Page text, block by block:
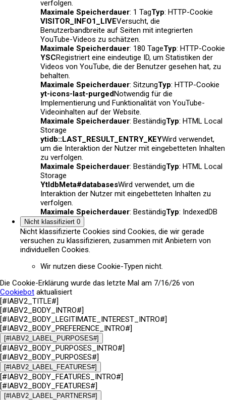
verfolgen.
Maximale Speicherdauer: 1 TagTyp: HTTP-Cookie
VISITOR_INFO1_LIVEVersucht, die
Benutzerbandbreite auf Seiten mit integrierten
YouTube-Videos zu schätzen.
Maximale Speicherdauer: 180 TageTyp: HTTP-Cookie
YSCRegistriert eine eindeutige ID, um Statistiken der
Videos von YouTube, die der Benutzer gesehen hat, zu
behalten.
Maximale Speicherdauer: SitzungTyp: HTTP-Cookie
yt-icons-last-purgedNotwendig für die
Implementierung und Funktionalität von YouTube-
Videoinhalten auf der Website.
Maximale Speicherdauer: BeständigTyp: HTML Local
Storage
ytidb::LAST_RESULT_ENTRY_KEYWird verwendet,
um die Interaktion der Nutzer mit eingebetteten Inhalten
zu verfolgen.
Maximale Speicherdauer: BeständigTyp: HTML Local
Storage
YtIdbMeta#databasesWird verwendet, um die
Interaktion der Nutzer mit eingebetteten Inhalten zu
verfolgen.
Maximale Speicherdauer: BeständigTyp: IndexedDB
Nicht klassifiziert 0
Nicht klassifizierte Cookies sind Cookies, die wir gerade
versuchen zu klassifizieren, zusammen mit Anbietern von
individuellen Cookies.
Wir nutzen diese Cookie-Typen nicht.
Die Cookie-Erklärung wurde das letzte Mal am 7/16/26 von
Cookiebot aktualisiert
[#IABV2_TITLE#]
[#IABV2_BODY_INTRO#]
[#IABV2_BODY_LEGITIMATE_INTEREST_INTRO#]
[#IABV2_BODY_PREFERENCE_INTRO#]
[#IABV2_LABEL_PURPOSES#]
[#IABV2_BODY_PURPOSES_INTRO#]
[#IABV2_BODY_PURPOSES#]
[#IABV2_LABEL_FEATURES#]
[#IABV2_BODY_FEATURES_INTRO#]
[#IABV2_BODY_FEATURES#]
[#IABV2_LABEL_PARTNERS#]